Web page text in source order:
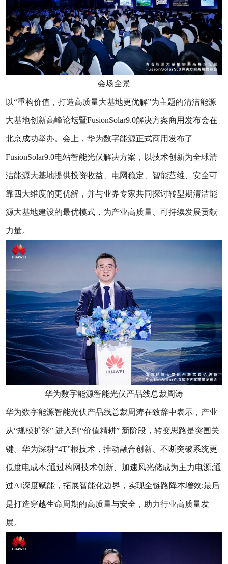
会场全景
以“重构价值，打造高质量大基地更优解”为主题的清洁能源
大基地创新高峰论坛暨FusionSolar9.0解决方案商用发布会在
北京成功举办。会上，华为数字能源正式商用发布了
FusionSolar9.0电站智能光伏解决方案，以技术创新为全球清
洁能源大基地提供投资收益、电网稳定、智能营维、安全可
靠四大维度的更优解，并与业界专家共同探讨转型期清洁能
源大基地建设的最优模式，为产业高质量、可持续发展贡献
力量。
华为数字能源智能光伏产品线总裁周涛
华为数字能源智能光伏产品线总裁周涛在致辞中表示，产业
从“规模扩张” 进入到“价值精耕” 新阶段，转变思路是突围关
键。华为深耕“4T”根技术，推动融合创新、不断突破系统更
低度电成本;通过构网技术创新、加速风光储成为主力电源;通
过AI深度赋能，拓展智能化边界，实现全链路降本增效;最后
是打造穿越生命周期的高质量与安全，助力行业高质量发
展。